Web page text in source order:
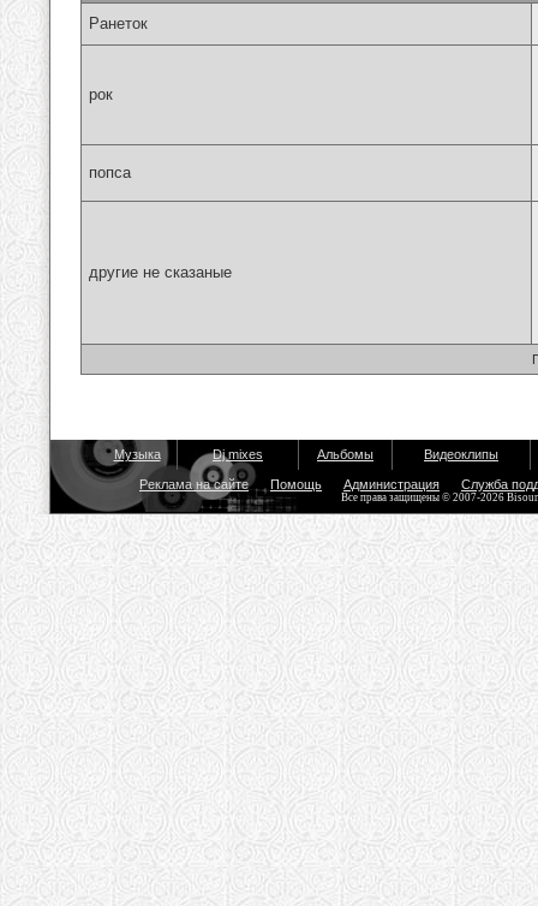
Ранеток
рок
попса
другие не сказаные
Музыка Dj mixes Альбомы Видеоклипы
Реклама на сайте Помощь Администрация Служба
Все права защищены © 2007-2026